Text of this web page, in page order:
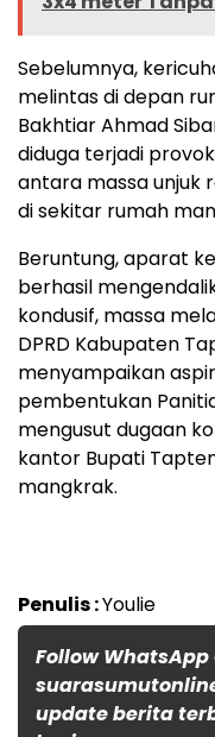
Sebelumnya,
melintas di depan
Bakhtiar Ahmad
diduga terjadi
antara massa unjuk
di sekitar rumah
Beruntung, aparat
berhasil
kondusif, massa
DPRD Kabupaten
menyampaikan
pembentukan
mengusut dugaan
kantor Bupati
mangkrak.
Penulis :Youlie
Follow
update berita